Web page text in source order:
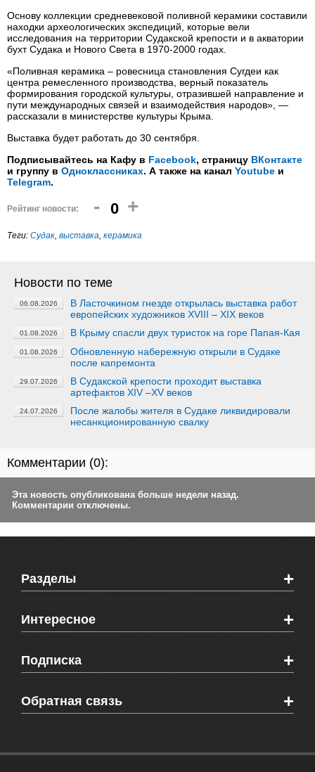
Основу коллекции средневековой поливной керамики составили
находки археологических экспедиций, которые вели
исследования на территории Судакской крепости и в акватории
бухт Судака и Нового Света в 1970-2000 годах.
«Поливная керамика – ровесница становления Сугдеи как
центра ремесленного производства, верный показатель
формирования городской культуры, отразившей направление и
пути международных связей и взаимодействия народов», —
рассказали в министерстве культуры Крыма.
Выставка будет работать до 30 сентября.
Подписывайтесь на Кафу в Facebook, страницу ВКонтакте
и группу в Одноклассниках. А также на канал Youtube и
Telegram.
Рейтинг новости: - 0 +
Теги: Судак, выставка, керамика
Новости по теме
06.08.2026
В Ласточкином гнезде открылась выставка работ
европейских художников XVIII – XIX веков
01.08.2026 В Крыму спасли двух туристок на горе Папая-Кая
01.08.2026
Обновленную набережную открыли в Судаке
после капремонта
29.07.2026
В Судакской крепости проходит выставка
артефактов XIV –XV веков
24.07.2026
После жалобы жителя в Судаке ликвидировали
несанкционированную свалку
Комментарии (0):
Эта новость опубликована больше недели назад.
Комментарии отключены.
Разделы +
Новости Феодосии
Новости Крыма
Мировые новости
Объявления
Здоровье
СМС мнения читателей
Интересное +
Видео о Феодосии
Веб-камеры Феодосии
Блоги феодосийцев
Школы Феодосии
Подписка +
Печатная версия газеты "Кафа"
RSS
Обратная связь +
Рекламодателям
Контактная информация